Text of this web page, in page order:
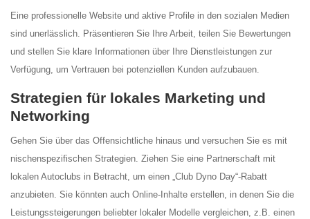
Eine professionelle Website und aktive Profile in den sozialen Medien
sind unerlässlich. Präsentieren Sie Ihre Arbeit, teilen Sie Bewertungen
und stellen Sie klare Informationen über Ihre Dienstleistungen zur
Verfügung, um Vertrauen bei potenziellen Kunden aufzubauen.
Strategien für lokales Marketing und
Networking
Gehen Sie über das Offensichtliche hinaus und versuchen Sie es mit
nischenspezifischen Strategien. Ziehen Sie eine Partnerschaft mit
lokalen Autoclubs in Betracht, um einen „Club Dyno Day“-Rabatt
anzubieten. Sie könnten auch Online-Inhalte erstellen, in denen Sie die
Leistungssteigerungen beliebter lokaler Modelle vergleichen, z.B. einen